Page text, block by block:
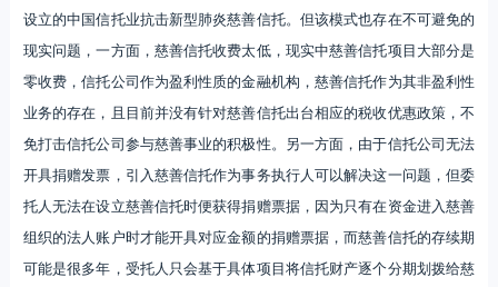
设立的中国信托业抗击新型肺炎慈善信托。但该模式也存在不可避免的
现实问题，一方面，慈善信托收费太低，现实中慈善信托项目大部分是
零收费，信托公司作为盈利性质的金融机构，慈善信托作为其非盈利性
业务的存在，且目前并没有针对慈善信托出台相应的税收优惠政策，不
免打击信托公司参与慈善事业的积极性。另一方面，由于信托公司无法
开具捐赠发票，引入慈善信托作为事务执行人可以解决这一问题，但委
托人无法在设立慈善信托时便获得捐赠票据，因为只有在资金进入慈善
组织的法人账户时才能开具对应金额的捐赠票据，而慈善信托的存续期
可能是很多年，受托人只会基于具体项目将信托财产逐个分期划拨给慈